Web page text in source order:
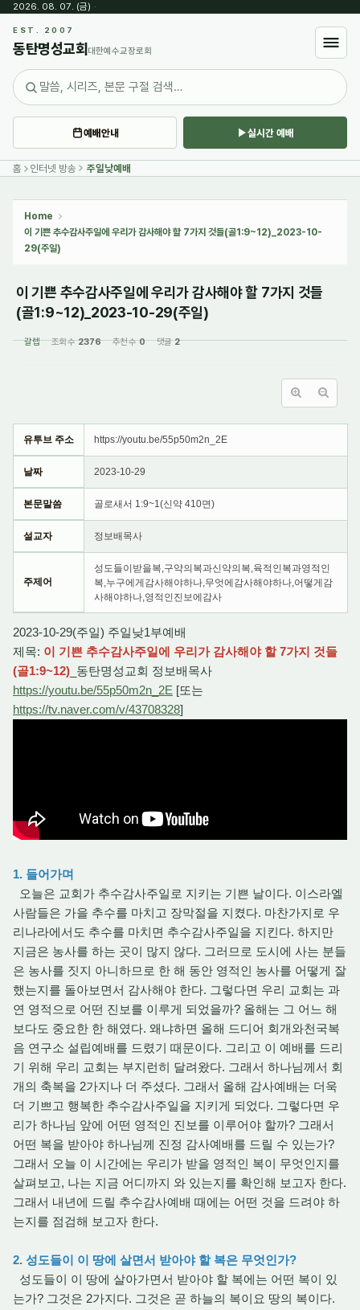
2026. 08. 07. (금) ·
EST. 2007
동탄명성교회 대한예수교장로회
예배안내 실시간 예배
홈 인터넷 방송 주일낮예배
Home
이 기쁜 추수감사주일에 우리가 감사해야 할 7가지 것들(골1:9~12)_2023-10-
29(주일)
이 기쁜 추수감사주일에 우리가 감사해야 할 7가지 것들
(골1:9~12)_2023-10-29(주일)
갈렙 조회 수2376 추천 수0 댓글2
유투브 주소 https://youtu.be/55p50m2n_2E
날짜 2023-10-29
본문말씀 골로새서 1:9~1(신약 410면)
설교자 정보배목사
주제어
성도들이받을복,구약의복과신약의복,육적인복과영적인
복,누구에게감사해야하나,무엇에감사해야하나,어떻게감
사해야하나,영적인진보에감사
2023-10-29(주일) 주일낮1부예배
제목: 이 기쁜 추수감사주일에 우리가 감사해야 할 7가지 것들
(골1:9~12) _동탄명성교회 정보배목사
https://youtu.be/55p50m2n_2E [또는
https://tv.naver.com/v/43708328]
1. 들어가며
오늘은 교회가 추수감사주일로 지키는 기쁜 날이다. 이스라엘
사람들은 가을 추수를 마치고 장막절을 지켰다. 마찬가지로 우
리나라에서도 추수를 마치면 추수감사주일을 지킨다. 하지만
지금은 농사를 하는 곳이 많지 않다. 그러므로 도시에 사는 분들
은 농사를 짓지 아니하므로 한 해 동안 영적인 농사를 어떻게 잘
했는지를 돌아보면서 감사해야 한다. 그렇다면 우리 교회는 과
연 영적으로 어떤 진보를 이루게 되었을까? 올해는 그 어느 해
보다도 중요한 한 해였다. 왜냐하면 올해 드디어 회개와천국복
음 연구소 설립예배를 드렸기 때문이다. 그리고 이 예배를 드리
기 위해 우리 교회는 부지런히 달려왔다. 그래서 하나님께서 회
개의 축복을 2가지나 더 주셨다. 그래서 올해 감사예배는 더욱
더 기쁘고 행복한 추수감사주일을 지키게 되었다. 그렇다면 우
리가 하나님 앞에 어떤 영적인 진보를 이루어야 할까? 그래서
어떤 복을 받아야 하나님께 진정 감사예배를 드릴 수 있는가?
그래서 오늘 이 시간에는 우리가 받을 영적인 복이 무엇인지를
살펴보고, 나는 지금 어디까지 와 있는지를 확인해 보고자 한다.
그래서 내년에 드릴 추수감사예배 때에는 어떤 것을 드려야 하
는지를 점검해 보고자 한다.
2. 성도들이 이 땅에 살면서 받아야 할 복은 무엇인가?
성도들이 이 땅에 살아가면서 받아야 할 복에는 어떤 복이 있
는가? 그것은 2가지다. 그것은 곧 하늘의 복이요 땅의 복이다.
Sketchbook5, 스케치북5
Sketchbook5, 스케치북5